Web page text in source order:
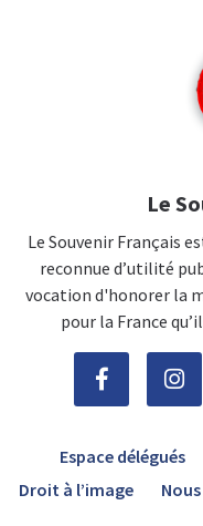
Le
Le Souvenir Français
reconnue d’utilité
vocation d'honorer la
pour la France
Espace délégués
Droit à l’image